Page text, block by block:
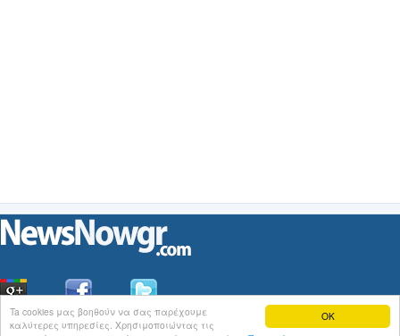
OK
Ta cookies μας βοηθούν να σας παρέχουμε
καλύτερες υπηρεσίες. Χρησιμοποιώντας τις